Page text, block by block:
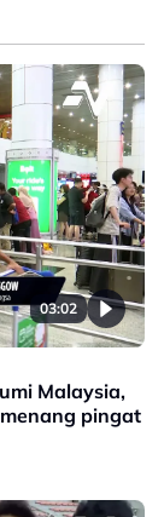
03:02
Malaysia,
pingat